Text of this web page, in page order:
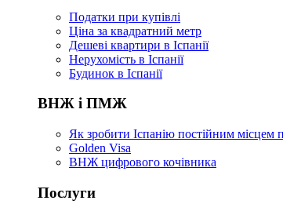
Податки при купівлі
Ціна за квадратний метр
Дешеві квартири в Іспанії
Нерухомість в Іспанії
Будинок в Іспанії
ВНЖ і ПМЖ
Як зробити Іспанію постійним місцем
Golden Visa
ВНЖ цифрового кочівника
Послуги